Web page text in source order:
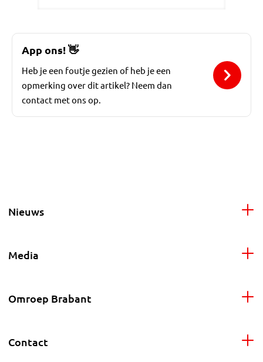
App ons!👋
Heb je een foutje gezien of heb je een
opmerking over dit artikel? Neem dan
contact met ons op.
Nieuws
Media
Omroep Brabant
Contact